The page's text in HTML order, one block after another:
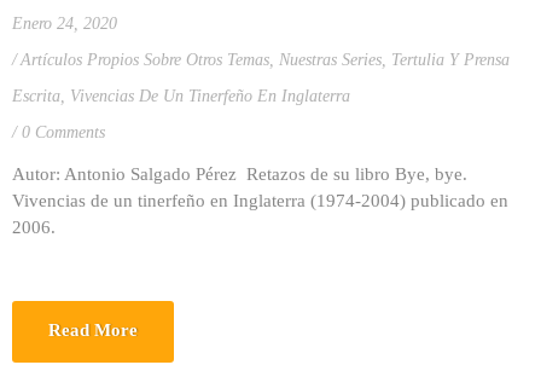
Enero 24, 2020
Artículos Propios Sobre Otros Temas, Nuestras Series, Tertulia Y Prensa
Escrita, Vivencias De Un Tinerfeño En Inglaterra
0 Comments
Autor: Antonio Salgado Pérez Retazos de su libro Bye, bye.
Vivencias de un tinerfeño en Inglaterra (1974-2004) publicado en
2006.
Read More